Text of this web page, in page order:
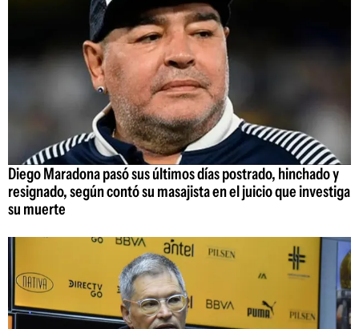
Diego Maradona pasó sus últimos días postrado, hinchado y
resignado, según contó su masajista en el juicio que investiga
su muerte